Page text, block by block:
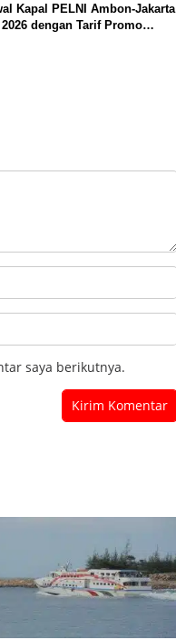
Kapal PELNI Ambon-Jakarta
dengan Tarif Promo
saya berikutnya.